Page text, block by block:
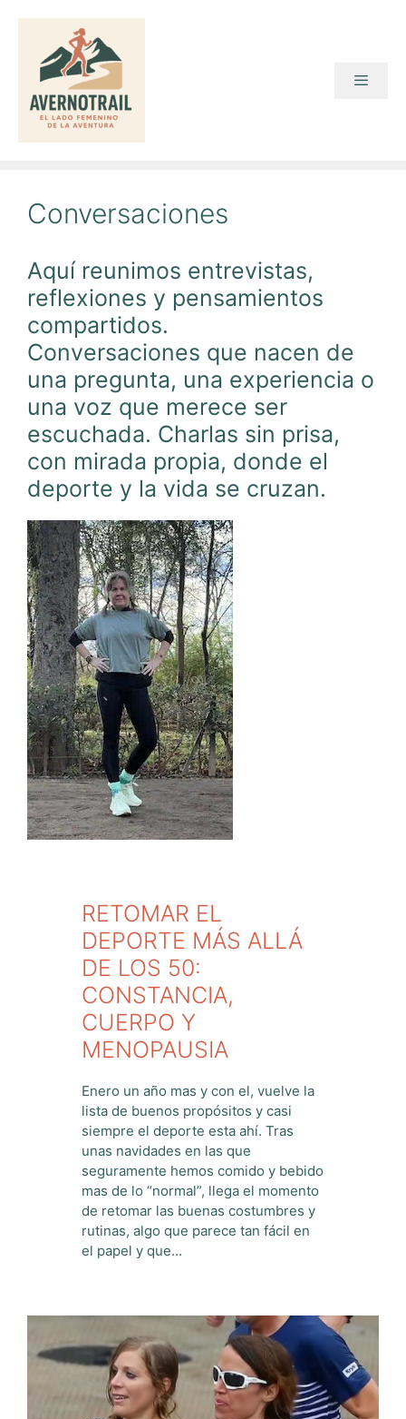
contenido
Conversaciones
Aquí reunimos entrevistas,
reflexiones y pensamientos
compartidos.
Conversaciones que nacen de
una pregunta, una experiencia o
una voz que merece ser
escuchada. Charlas sin prisa,
con mirada propia, donde el
deporte y la vida se cruzan.
RETOMAR EL
DEPORTE MÁS ALLÁ
DE LOS 50:
CONSTANCIA,
CUERPO Y
MENOPAUSIA
Enero un año mas y con el, vuelve la
lista de buenos propósitos y casi
siempre el deporte esta ahí. Tras
unas navidades en las que
seguramente hemos comido y bebido
mas de lo “normal”, llega el momento
de retomar las buenas costumbres y
rutinas, algo que parece tan fácil en
el papel y que…